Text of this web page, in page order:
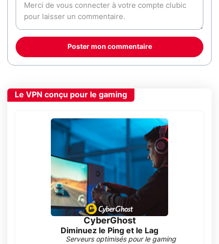
Poster mon commentaire
Le VPN conçu pour le gaming
CyberGhost
Diminuez le Ping et le Lag
Serveurs optimisés pour le gaming